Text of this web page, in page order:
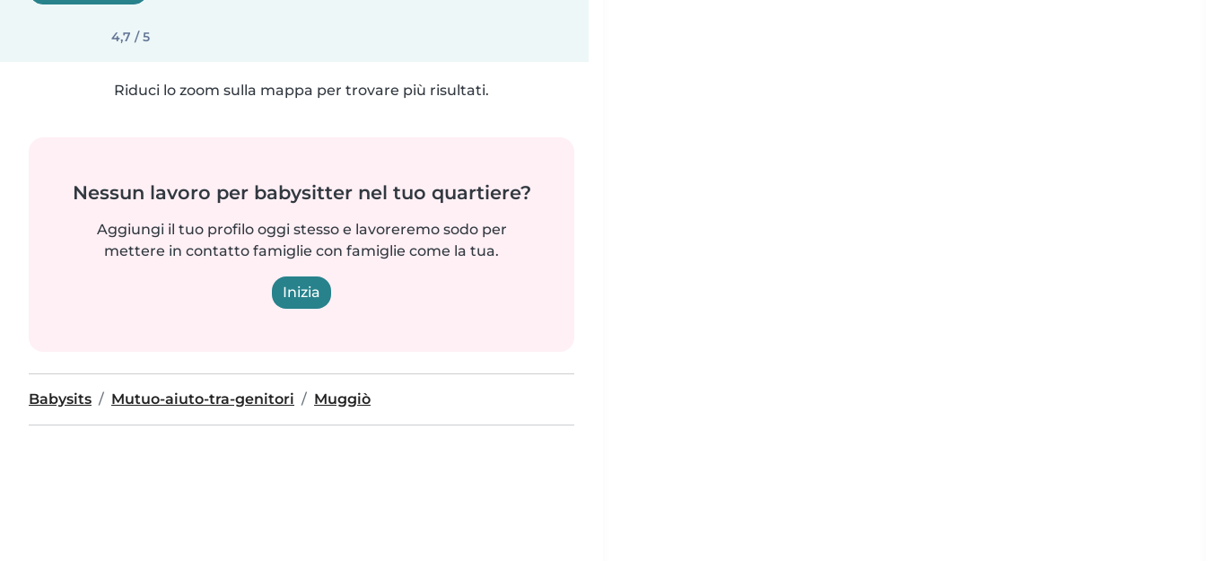
4,7 / 5
Riduci lo zoom sulla mappa per trovare più risultati.
Nessun lavoro per babysitter nel tuo quartiere?
Aggiungi il tuo profilo oggi stesso e lavoreremo sodo per
mettere in contatto famiglie con famiglie come la tua.
Inizia
Babysits Mutuo-aiuto-tra-genitori Muggiò